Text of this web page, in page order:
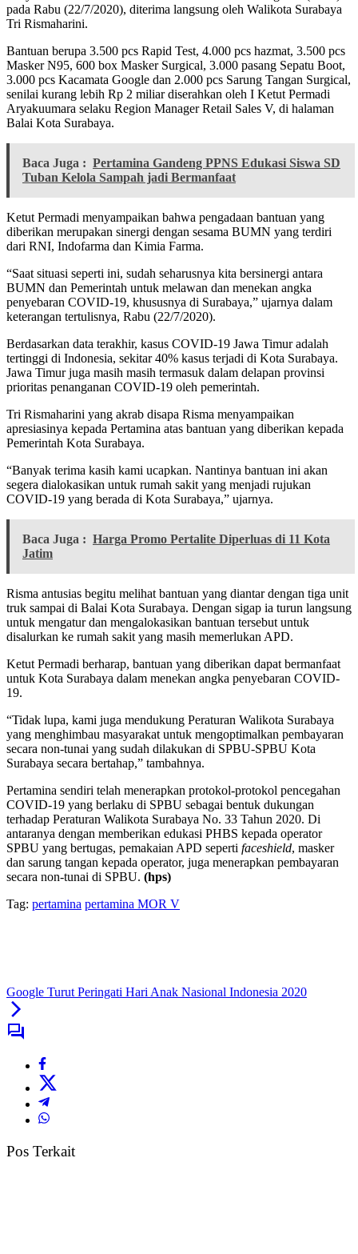
pada Rabu (22/7/2020), diterima langsung oleh Walikota Surabaya
Tri Rismaharini.
Bantuan berupa 3.500 pcs Rapid Test, 4.000 pcs hazmat, 3.500 pcs
Masker N95, 600 box Masker Surgical, 3.000 pasang Sepatu Boot,
3.000 pcs Kacamata Google dan 2.000 pcs Sarung Tangan Surgical,
senilai kurang lebih Rp 2 miliar diserahkan oleh I Ketut Permadi
Aryakuumara selaku Region Manager Retail Sales V, di halaman
Balai Kota Surabaya.
Baca Juga : Pertamina Gandeng PPNS Edukasi Siswa SD
Tuban Kelola Sampah jadi Bermanfaat
Ketut Permadi menyampaikan bahwa pengadaan bantuan yang
diberikan merupakan sinergi dengan sesama BUMN yang terdiri
dari RNI, Indofarma dan Kimia Farma.
“Saat situasi seperti ini, sudah seharusnya kita bersinergi antara
BUMN dan Pemerintah untuk melawan dan menekan angka
penyebaran COVID-19, khususnya di Surabaya,” ujarnya dalam
keterangan tertulisnya, Rabu (22/7/2020).
Berdasarkan data terakhir, kasus COVID-19 Jawa Timur adalah
tertinggi di Indonesia, sekitar 40% kasus terjadi di Kota Surabaya.
Jawa Timur juga masih masih termasuk dalam delapan provinsi
prioritas penanganan COVID-19 oleh pemerintah.
Tri Rismaharini yang akrab disapa Risma menyampaikan
apresiasinya kepada Pertamina atas bantuan yang diberikan kepada
Pemerintah Kota Surabaya.
“Banyak terima kasih kami ucapkan. Nantinya bantuan ini akan
segera dialokasikan untuk rumah sakit yang menjadi rujukan
COVID-19 yang berada di Kota Surabaya,” ujarnya.
Baca Juga : Harga Promo Pertalite Diperluas di 11 Kota
Jatim
Risma antusias begitu melihat bantuan yang diantar dengan tiga unit
truk sampai di Balai Kota Surabaya. Dengan sigap ia turun langsung
untuk mengatur dan mengalokasikan bantuan tersebut untuk
disalurkan ke rumah sakit yang masih memerlukan APD.
Ketut Permadi berharap, bantuan yang diberikan dapat bermanfaat
untuk Kota Surabaya dalam menekan angka penyebaran COVID-
19.
“Tidak lupa, kami juga mendukung Peraturan Walikota Surabaya
yang menghimbau masyarakat untuk mengoptimalkan pembayaran
secara non-tunai yang sudah dilakukan di SPBU-SPBU Kota
Surabaya secara bertahap,” tambahnya.
Pertamina sendiri telah menerapkan protokol-protokol pencegahan
COVID-19 yang berlaku di SPBU sebagai bentuk dukungan
terhadap Peraturan Walikota Surabaya No. 33 Tahun 2020. Di
antaranya dengan memberikan edukasi PHBS kepada operator
SPBU yang bertugas, pemakaian APD seperti faceshield, masker
dan sarung tangan kepada operator, juga menerapkan pembayaran
secara non-tunai di SPBU. (hps)
Tag: pertamina pertamina MOR V
Google Turut Peringati Hari Anak Nasional Indonesia 2020
Pos Terkait